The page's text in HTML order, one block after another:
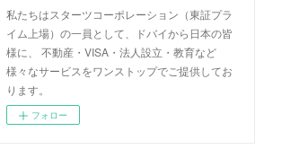
私たちはスターツコーポレーション（東証プラ
イム上場）の一員として、ドバイから日本の皆
様に、 不動産・VISA・法人設立・教育など
様々なサービスをワンストップでご提供してお
ります。
フォロー